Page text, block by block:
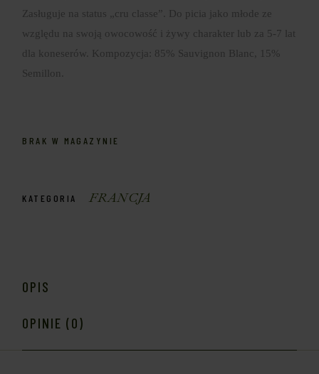
Zasługuje na status „cru classe”. Do picia jako młode ze
względu na swoją owocowość i żywy charakter lub za 5-7 lat
dla koneserów. Kompozycja: 85% Sauvignon Blanc, 15%
Semillon.
BRAK W MAGAZYNIE
KATEGORIA FRANCJA
OPIS
OPINIE (0)